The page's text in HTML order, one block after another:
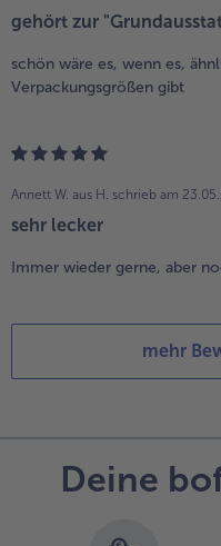
gehört zur
schön wäre es, wenn es,
Verpackungsgrößen gibt
Annett W. aus H. schrieb am
sehr lecker
Immer wieder gerne, aber
mehr
Deine